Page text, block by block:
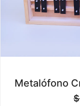
Metalófono
$